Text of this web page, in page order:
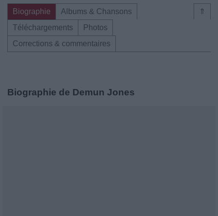
⇑
Biographie
Albums & Chansons
Téléchargements
Photos
Corrections & commentaires
Biographie de Demun Jones